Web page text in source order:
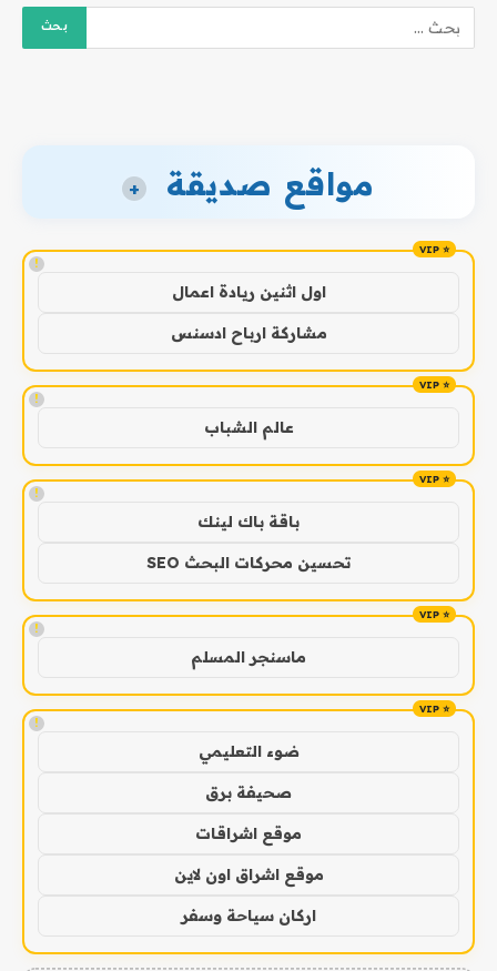
مواقع صديقة +
!
اول اثنين ريادة اعمال
مشاركة ارباح ادسنس
!
عالم الشباب
!
باقة باك لينك
تحسين محركات البحث SEO
!
ماسنجر المسلم
!
ضوء التعليمي
صحيفة برق
موقع اشراقات
موقع اشراق اون لاين
اركان سياحة وسفر